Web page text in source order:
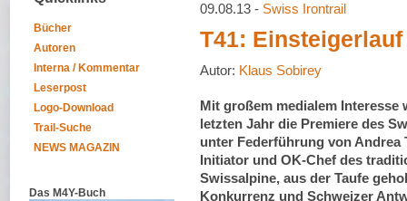
Bücher
Autoren
Interna / Kommentar
Leserpost
Logo-Download
Trail-Suche
NEWS MAGAZIN
Das M4Y-Buch
09.08.13 - Swiss Irontrail
T41:
Autor: Klaus Sobirey
Mit großem medialem Interesse
letzten Jahr die Premiere des
unter Federführung von Andrea
Initiator und OK-Chef des
Swissalpine, aus der Taufe
Konkurrenz und Schweizer